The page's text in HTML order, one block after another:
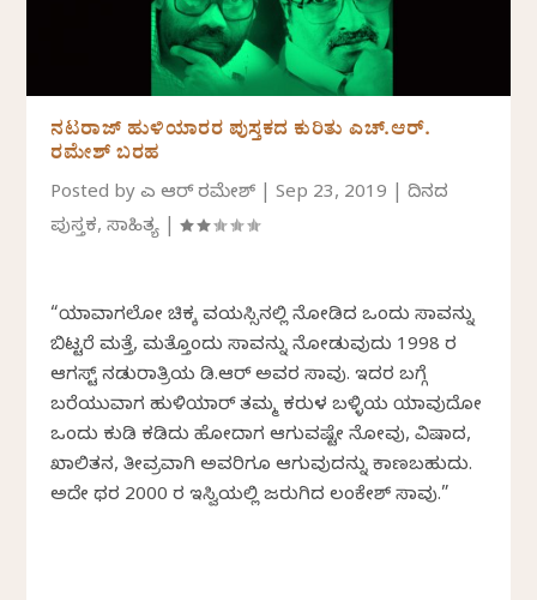
ನಟರಾಜ್ ಹುಳಿಯಾರರ ಪುಸ್ತಕದ ಕುರಿತು ಎಚ್.ಆರ್.
ರಮೇಶ್ ಬರಹ
Posted byಎಚ್ ಆರ್ ರಮೇಶ್ |Sep 23, 2019 |ದಿನದ
ಪುಸ್ತಕ,ಸಾಹಿತ್ಯ |
“ಯಾವಾಗಲೋ ಚಿಕ್ಕ ವಯಸ್ಸಿನಲ್ಲಿ ನೋಡಿದ ಒಂದು ಸಾವನ್ನು
ಬಿಟ್ಟರೆ ಮತ್ತೆ, ಮತ್ತೊಂದು ಸಾವನ್ನು ನೋಡುವುದು 1998 ರ
ಆಗಸ್ಟ್ ನಡುರಾತ್ರಿಯ ಡಿ.ಆರ್ ಅವರ ಸಾವು. ಇದರ ಬಗ್ಗೆ
ಬರೆಯುವಾಗ ಹುಳಿಯಾರ್ ತಮ್ಮ ಕರುಳ ಬಳ್ಳಿಯ ಯಾವುದೋ
ಒಂದು ಕುಡಿ ಕಡಿದು ಹೋದಾಗ ಆಗುವಷ್ಟೇ ನೋವು, ವಿಷಾದ,
ಖಾಲಿತನ, ತೀವ್ರವಾಗಿ ಅವರಿಗೂ ಆಗುವುದನ್ನು ಕಾಣಬಹುದು.
ಅದೇ ಥರ 2000 ರ ಇಸ್ವಿಯಲ್ಲಿ ಜರುಗಿದ ಲಂಕೇಶ್ ಸಾವು.”